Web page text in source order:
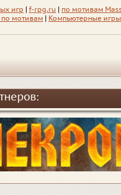
игр f-rpg.ru
по мотивам
мотивам Компьютерные игры